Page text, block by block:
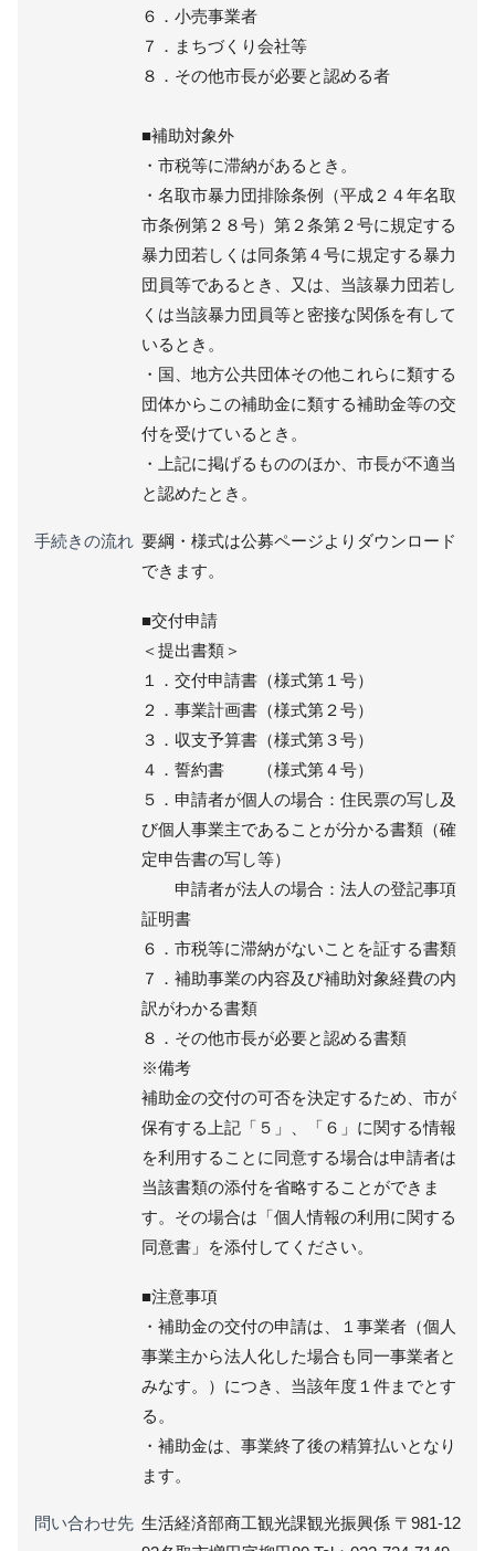
６．小売事業者
７．まちづくり会社等
８．その他市長が必要と認める者
■補助対象外
・市税等に滞納があるとき。
・名取市暴力団排除条例（平成２４年名取
市条例第２８号）第２条第２号に規定する
暴力団若しくは同条第４号に規定する暴力
団員等であるとき、又は、当該暴力団若し
くは当該暴力団員等と密接な関係を有して
いるとき。
・国、地方公共団体その他これらに類する
団体からこの補助金に類する補助金等の交
付を受けているとき。
・上記に掲げるもののほか、市長が不適当
と認めたとき。
手続きの流れ 要綱・様式は公募ページよりダウンロード
できます。
■交付申請
＜提出書類＞
１．交付申請書（様式第１号）
２．事業計画書（様式第２号）
３．収支予算書（様式第３号）
４．誓約書 （様式第４号）
５．申請者が個人の場合：住民票の写し及
び個人事業主であることが分かる書類（確
定申告書の写し等）
申請者が法人の場合：法人の登記事項
証明書
６．市税等に滞納がないことを証する書類
７．補助事業の内容及び補助対象経費の内
訳がわかる書類
８．その他市長が必要と認める書類
※備考
補助金の交付の可否を決定するため、市が
保有する上記「５」、「６」に関する情報
を利用することに同意する場合は申請者は
当該書類の添付を省略することができま
す。その場合は「個人情報の利用に関する
同意書」を添付してください。
■注意事項
・補助金の交付の申請は、１事業者（個人
事業主から法人化した場合も同一事業者と
みなす。）につき、当該年度１件までとす
る。
・補助金は、事業終了後の精算払いとなり
ます。
問い合わせ先 生活経済部商工観光課観光振興係 〒981-12